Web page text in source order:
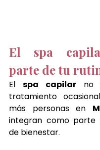
El spa
parte de tu
El spa capilar no
tratamiento
más personas en
integran como parte
de bienestar.